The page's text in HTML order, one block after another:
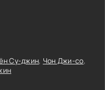
Су-джин, Чон Джи-со,